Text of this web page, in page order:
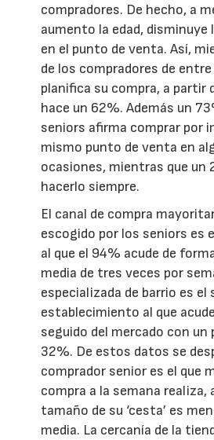
compradores. De hecho, a
aumento la edad, disminuye
en el punto de venta. Así,
de los compradores de
planifica su compra, a partir
hace un 62%. Además un
seniors afirma comprar por
mismo punto de venta en
ocasiones, mientras que un
hacerlo siempre.
El canal de compra
escogido por los seniors es
al que el 94% acude de
media de tres veces por
especializada de barrio es el
establecimiento al que
seguido del mercado con un
32%. De estos datos se
comprador senior es el que
compra a la semana realiza,
tamaño de su ‘cesta’ es
media. La cercanía de la